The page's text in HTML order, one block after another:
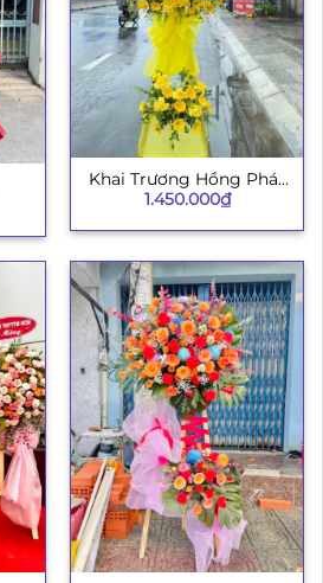
Khai Trương Hồng Phát
003
1.450.000₫